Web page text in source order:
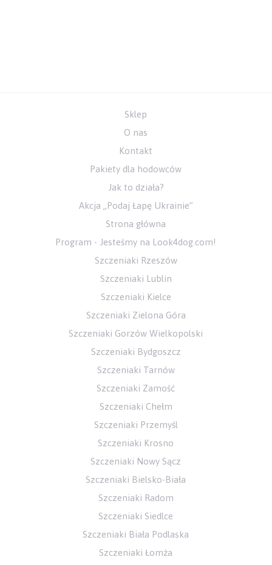
Sklep
O nas
Kontakt
Pakiety dla hodowców
Jak to działa?
Akcja „Podaj Łapę Ukrainie”
Strona główna
Program - Jesteśmy na Look4dog.com!
Szczeniaki Rzeszów
Szczeniaki Lublin
Szczeniaki Kielce
Szczeniaki Zielona Góra
Szczeniaki Gorzów Wielkopolski
Szczeniaki Bydgoszcz
Szczeniaki Tarnów
Szczeniaki Zamość
Szczeniaki Chełm
Szczeniaki Przemyśl
Szczeniaki Krosno
Szczeniaki Nowy Sącz
Szczeniaki Bielsko-Biała
Szczeniaki Radom
Szczeniaki Siedlce
Szczeniaki Biała Podlaska
Szczeniaki Łomża